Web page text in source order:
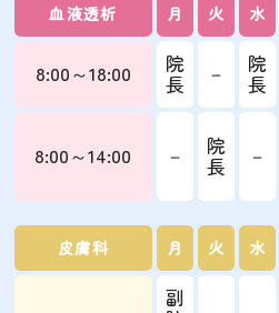
血液透析 月 火 水
8:00～18:00 院
長 － 院
長
8:00～14:00 － 院
長 －
皮膚科 月 火 水
副